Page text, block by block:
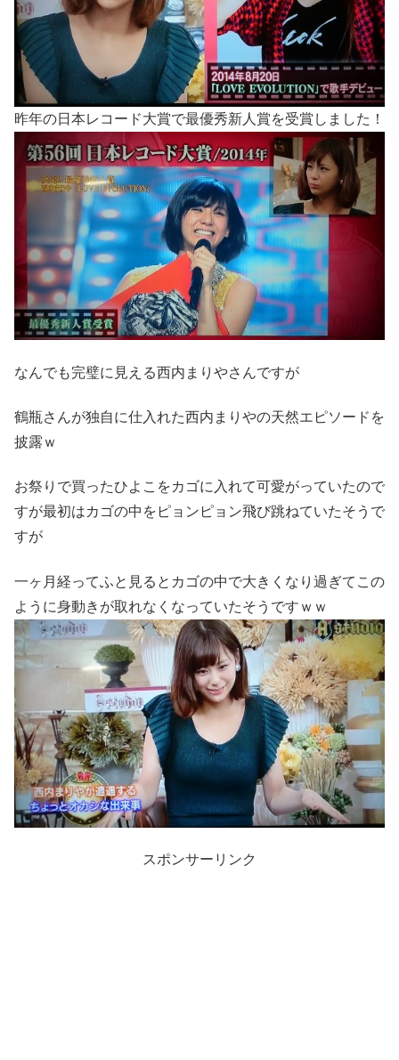
昨年の日本レコード大賞で最優秀新人賞を受賞しました！
なんでも完璧に見える西内まりやさんですが
鶴瓶さんが独自に仕入れた西内まりやの天然エピソードを
披露ｗ
お祭りで買ったひよこをカゴに入れて可愛がっていたので
すが最初はカゴの中をピョンピョン飛び跳ねていたそうで
すが
一ヶ月経ってふと見るとカゴの中で大きくなり過ぎてこの
ように身動きが取れなくなっていたそうですｗｗ
スポンサーリンク